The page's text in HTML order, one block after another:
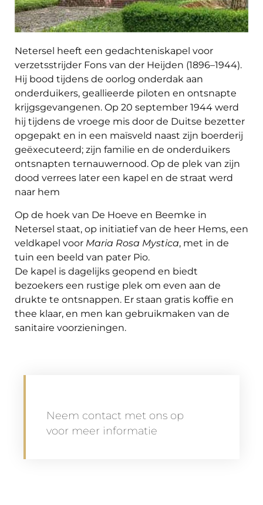
Netersel heeft een gedachteniskapel voor
verzetsstrijder Fons van der Heijden (1896–1944).
Hij bood tijdens de oorlog onderdak aan
onderduikers, geallieerde piloten en ontsnapte
krijgsgevangenen. Op 20 september 1944 werd
hij tijdens de vroege mis door de Duitse bezetter
opgepakt en in een maïsveld naast zijn boerderij
geëxecuteerd; zijn familie en de onderduikers
ontsnapten ternauwernood. Op de plek van zijn
dood verrees later een kapel en de straat werd
naar hem
Op de hoek van De Hoeve en Beemke in
Netersel staat, op initiatief van de heer Hems, een
veldkapel voor Maria Rosa Mystica, met in de
tuin een beeld van pater Pio.
De kapel is dagelijks geopend en biedt
bezoekers een rustige plek om even aan de
drukte te ontsnappen. Er staan gratis koffie en
thee klaar, en men kan gebruikmaken van de
sanitaire voorzieningen.
Neem contact met ons op
voor meer informatie